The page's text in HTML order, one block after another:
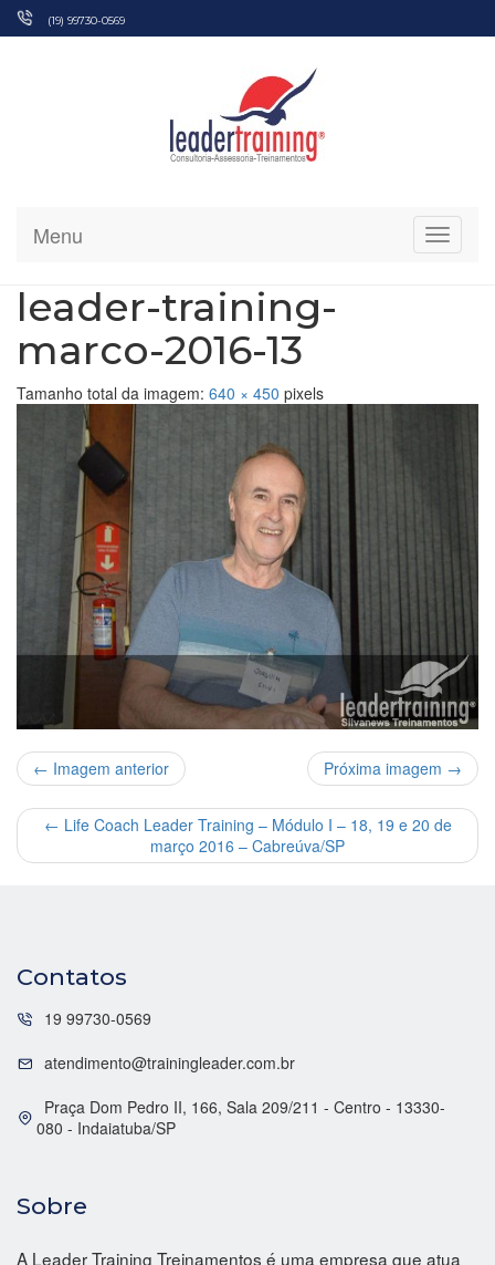
Pular
(19) 99730-0569
Menu
leader-training-
marco-2016-13
Tamanho total da imagem: 640 × 450 pixels
← Imagem anterior Próxima imagem →
← Life Coach Leader Training – Módulo I – 18, 19 e 20 de
março 2016 – Cabreúva/SP
Contatos
19 99730-0569
atendimento@trainingleader.com.br
Praça Dom Pedro II, 166, Sala 209/211 - Centro - 13330-
080 - Indaiatuba/SP
Sobre
A Leader Training Treinamentos é uma empresa que atua